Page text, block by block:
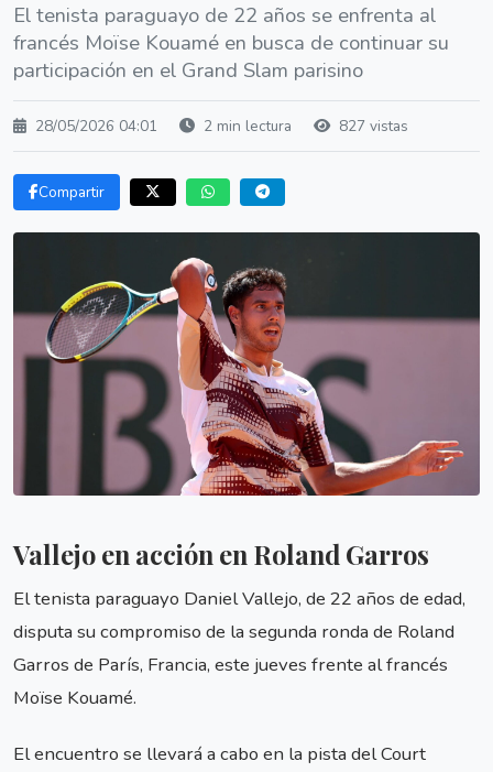
El tenista paraguayo de 22 años se enfrenta al
francés Moïse Kouamé en busca de continuar su
participación en el Grand Slam parisino
28/05/2026 04:01 2 min lectura 827 vistas
Compartir
Vallejo en acción en Roland Garros
El tenista paraguayo Daniel Vallejo, de 22 años de edad,
disputa su compromiso de la segunda ronda de Roland
Garros de París, Francia, este jueves frente al francés
Moïse Kouamé.
El encuentro se llevará a cabo en la pista del Court